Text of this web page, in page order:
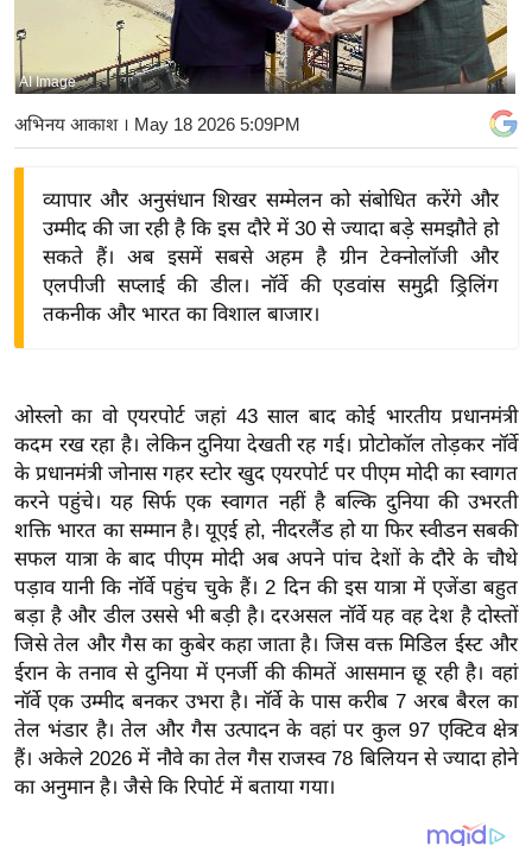
बि
ज़
ने
द्यो
वि
शे
ष
ज्ञ
रा
य
ब
ज
ट
खे
ल
क्रि
के
AI Image
अभिनय आकाश। May 18 2026 5:09PM
व्यापार और अनुसंधान शिखर सम्मेलन को संबोधित करेंगे और
उम्मीद की जा रही है कि इस दौरे में 30 से ज्यादा बड़े समझौते हो
सकते हैं। अब इसमें सबसे अहम है ग्रीन टेक्नोलॉजी और
एलपीजी सप्लाई की डील। नॉर्वे की एडवांस समुद्री ड्रिलिंग
तकनीक और भारत का विशाल बाजार।
ओस्लो का वो एयरपोर्ट जहां 43 साल बाद कोई भारतीय प्रधानमंत्री
कदम रख रहा है। लेकिन दुनिया देखती रह गई। प्रोटोकॉल तोड़कर नॉर्वे
के प्रधानमंत्री जोनास गहर स्टोर खुद एयरपोर्ट पर पीएम मोदी का स्वागत
करने पहुंचे। यह सिर्फ एक स्वागत नहीं है बल्कि दुनिया की उभरती
शक्ति भारत का सम्मान है। यूएई हो, नीदरलैंड हो या फिर स्वीडन सबकी
सफल यात्रा के बाद पीएम मोदी अब अपने पांच देशों के दौरे के चौथे
पड़ाव यानी कि नॉर्वे पहुंच चुके हैं। 2 दिन की इस यात्रा में एजेंडा बहुत
बड़ा है और डील उससे भी बड़ी है। दरअसल नॉर्वे यह वह देश है दोस्तों
जिसे तेल और गैस का कुबेर कहा जाता है। जिस वक्त मिडिल ईस्ट और
ईरान के तनाव से दुनिया में एनर्जी की कीमतें आसमान छू रही है। वहां
नॉर्वे एक उम्मीद बनकर उभरा है। नॉर्वे के पास करीब 7 अरब बैरल का
तेल भंडार है। तेल और गैस उत्पादन के वहां पर कुल 97 एक्टिव क्षेत्र
हैं। अकेले 2026 में नौवे का तेल गैस राजस्व 78 बिलियन से ज्यादा होने
का अनुमान है। जैसे कि रिपोर्ट में बताया गया।